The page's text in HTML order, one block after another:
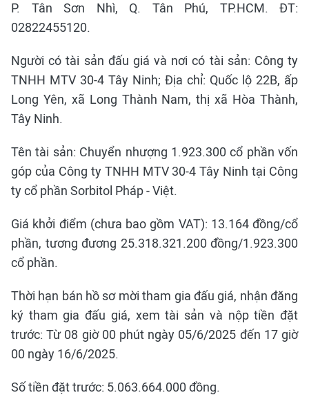
P. Tân Sơn Nhì, Q. Tân Phú, TP.HCM. ĐT:
02822455120.
Người có tài sản đấu giá và nơi có tài sản: Công ty
TNHH MTV 30-4 Tây Ninh; Địa chỉ: Quốc lộ 22B, ấp
Long Yên, xã Long Thành Nam, thị xã Hòa Thành,
Tây Ninh.
Tên tài sản: Chuyển nhượng 1.923.300 cổ phần vốn
góp của Công ty TNHH MTV 30-4 Tây Ninh tại Công
ty cổ phần Sorbitol Pháp - Việt.
Giá khởi điểm (chưa bao gồm VAT): 13.164 đồng/cổ
phần, tương đương 25.318.321.200 đồng/1.923.300
cổ phần.
Thời hạn bán hồ sơ mời tham gia đấu giá, nhận đăng
ký tham gia đấu giá, xem tài sản và nộp tiền đặt
trước: Từ 08 giờ 00 phút ngày 05/6/2025 đến 17 giờ
00 ngày 16/6/2025.
Số tiền đặt trước: 5.063.664.000 đồng.